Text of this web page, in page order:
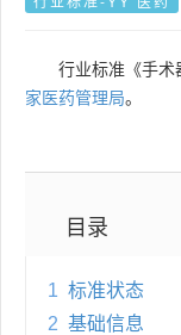
国外标准
行业标准《手术
家医药管理局。
目录
1 标准状态
2 基础信息